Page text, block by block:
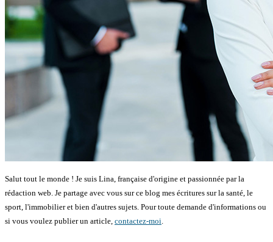
Salut tout le monde ! Je suis Lina, française d'origine et passionnée par la
rédaction web. Je partage avec vous sur ce blog mes écritures sur la santé, le
sport, l'immobilier et bien d'autres sujets. Pour toute demande d'informations ou
si vous voulez publier un article, contactez-moi